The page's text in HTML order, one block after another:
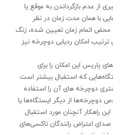
از عدم بازگرداندن به موقع یا
با همان مدت زمان در نظر
محض اتمام زمان تعیین ‌شده، زنگ
امکان ردیابی دوچرخه نیز
پاریس این امکان را برای
که استقبال بیشتر است
دوچرخه‌ های آن را استفاده
از دیگر ایستگاه‌ها یا
راهکار آنچنان مورد استقبال
اعتراض رانندگان تاکسی‌های